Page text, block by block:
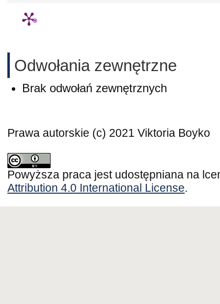
Odwołania zewnętrzne
Brak odwołań zewnętrznych
Prawa autorskie (c) 2021 Viktoria Boyko
Powyższa praca jest udostępniana na
Attribution 4.0 International License.